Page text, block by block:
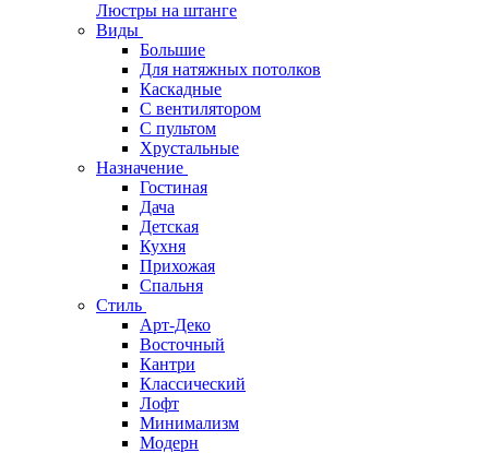
Люстры на штанге
Виды
Большие
Для натяжных потолков
Каскадные
С вентилятором
С пультом
Хрустальные
Назначение
Гостиная
Дача
Детская
Кухня
Прихожая
Спальня
Стиль
Арт-Деко
Восточный
Кантри
Классический
Лофт
Минимализм
Модерн